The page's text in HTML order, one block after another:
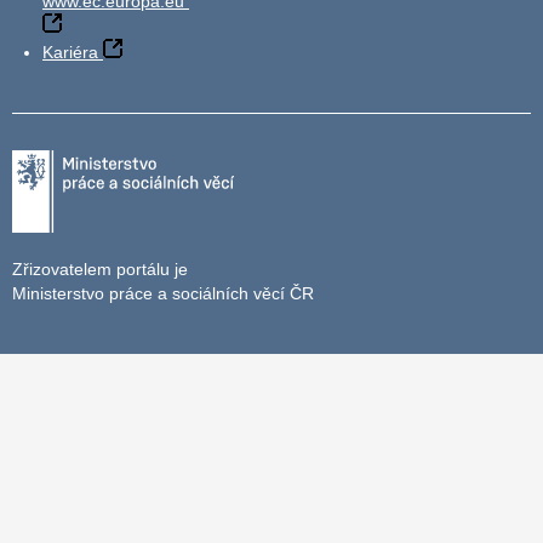
Kariéra
Zřizovatelem portálu je
Ministerstvo práce a sociálních věcí ČR